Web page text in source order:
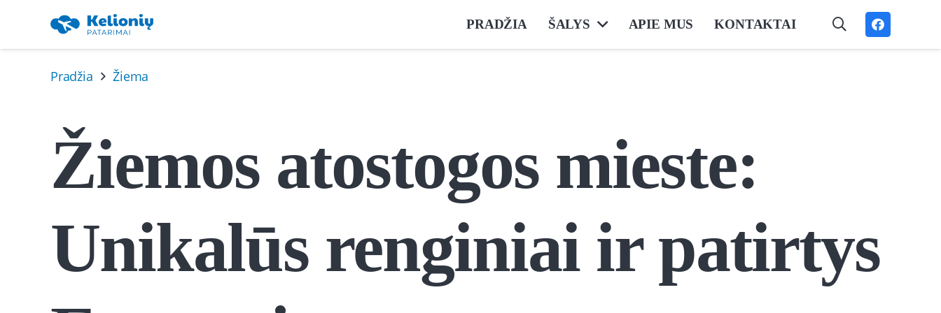
PRADŽIA ŠALYS APIE MUS KONTAKTAI
Pradžia Žiema
Žiemos atostogos mieste:
Unikalūs renginiai ir patirtys